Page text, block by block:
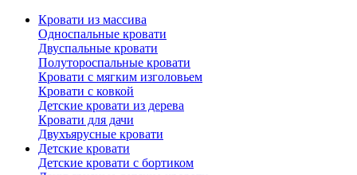
Кровати из массива
Односпальные кровати
Двуспальные кровати
Полутороспальные кровати
Кровати с мягким изголовьем
Кровати с ковкой
Детские кровати из дерева
Кровати для дачи
Двухъярусные кровати
Детские кровати
Детские кровати с бортиком